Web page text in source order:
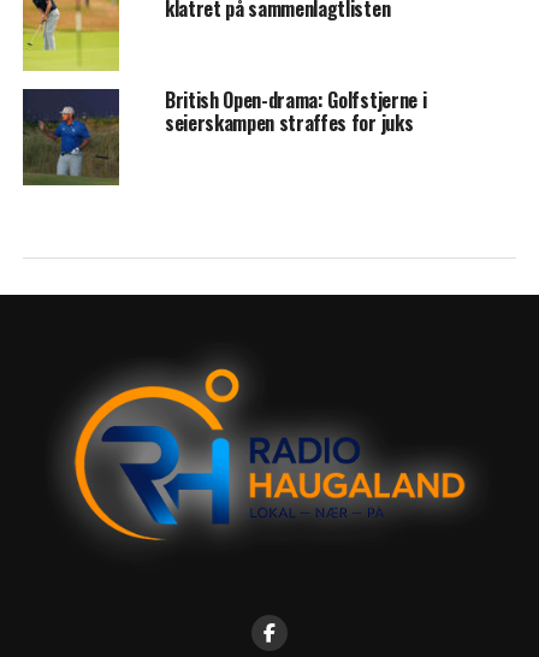
klatret på sammenlagtlisten
British Open-drama: Golfstjerne i
seierskampen straffes for juks